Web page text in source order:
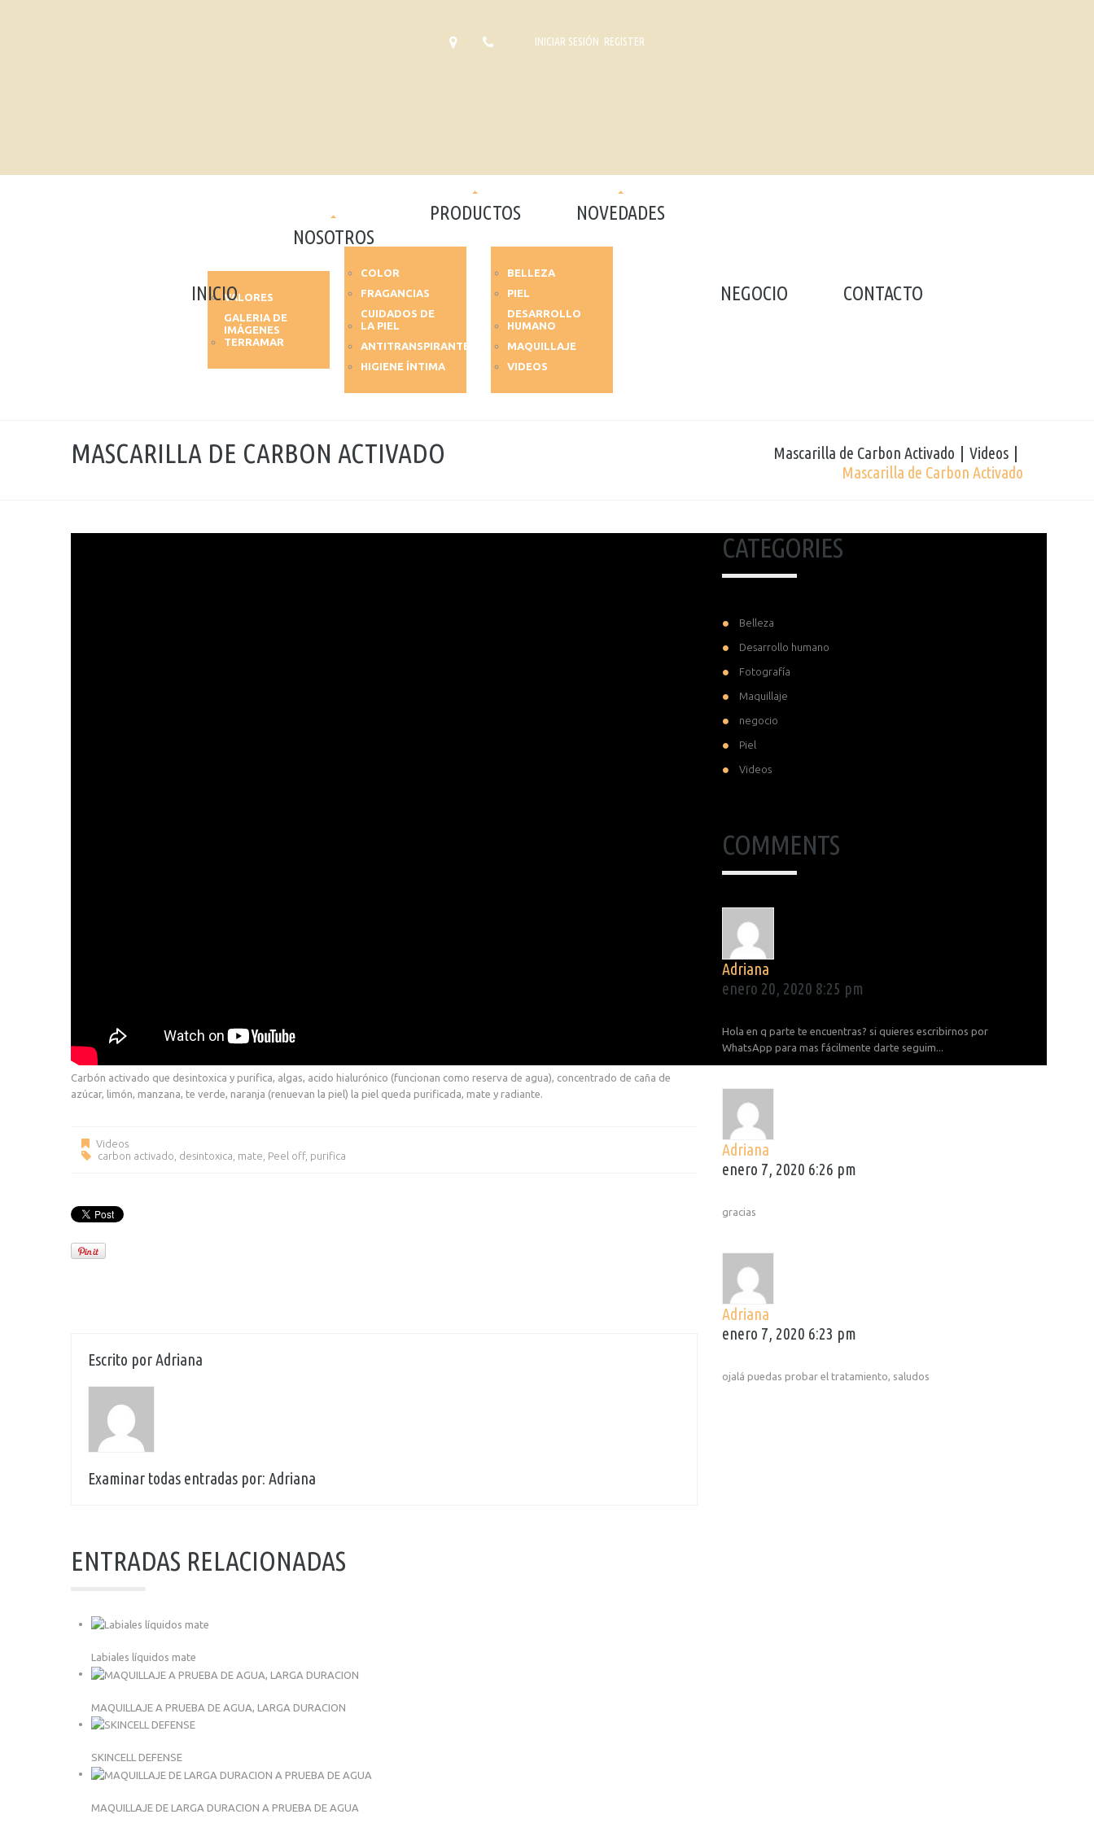
INICIAR SESIÓN REGISTER
INICIO
NOSOTROS
VALORES
GALERIA DE
IMÁGENES
TERRAMAR
PRODUCTOS
COLOR
FRAGANCIAS
CUIDADOS DE
LA PIEL
ANTITRANSPIRANTES
HIGIENE ÍNTIMA
NOVEDADES
BELLEZA
PIEL
DESARROLLO
HUMANO
MAQUILLAJE
VIDEOS
NEGOCIO CONTACTO
MASCARILLA DE CARBON ACTIVADO Mascarilla de Carbon Activado
Videos
Mascarilla de Carbon Activado
Carbón activado que desintoxica y purifica, algas, acido hialurónico (funcionan como reserva de agua), concentrado de caña de
azúcar, limón, manzana, te verde, naranja (renuevan la piel) la piel queda purificada, mate y radiante.
Videos
carbon activado desintoxica mate Peel off, purifica
Escrito por Adriana
Examinar todas entradas por: Adriana
ENTRADAS RELACIONADAS
Labiales líquidos mate
MAQUILLAJE A PRUEBA DE AGUA, LARGA DURACION
SKINCELL DEFENSE
MAQUILLAJE DE LARGA DURACION A PRUEBA DE AGUA
CATEGORIES
Belleza
Desarrollo humano
Fotografía
Maquillaje
negocio
Piel
Videos
COMMENTS
Adriana
enero 20, 2020 8:25 pm
Hola en q parte te encuentras? si quieres escribirnos por
WhatsApp para mas fácilmente darte seguim...
Adriana
enero 7, 2020 6:26 pm
gracias
Adriana
enero 7, 2020 6:23 pm
ojalá puedas probar el tratamiento, saludos